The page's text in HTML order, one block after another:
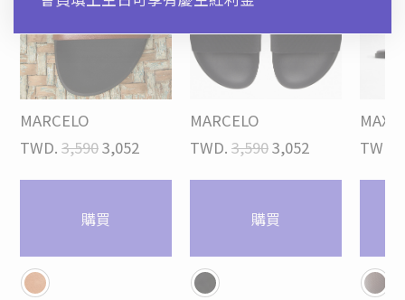
MARCELO
TWD. 3,5903,052
購買
MARCELO
TWD. 3,5903,052
購買
TWD.